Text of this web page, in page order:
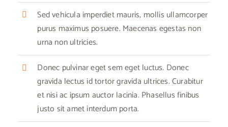
Sed vehicula imperdiet mauris, mollis ullamcorper
purus maximus posuere. Maecenas egestas non
urna non ultricies.
Donec pulvinar eget sem eget luctus. Donec
gravida lectus id tortor gravida ultrices. Curabitur
et nisi ac ipsum auctor lacinia. Phasellus finibus
justo sit amet interdum porta.